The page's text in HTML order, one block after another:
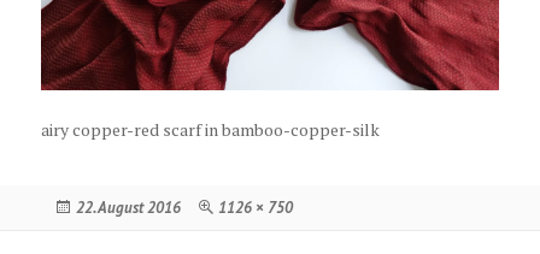
airy copper-red scarf in bamboo-copper-silk
Veröffentlicht
22. August 2016 Originalgröße
1126 × 750